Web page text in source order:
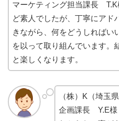
マーケティング担当課長
ど素人でしたが、丁寧にアド
きながら、何をどうしればい
を以って取り組んでいます。
と楽しくなります。
（株）K（埼玉県
企画課長 Y.E